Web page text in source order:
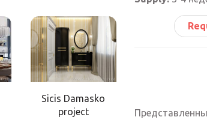
Sicis Damasko
project